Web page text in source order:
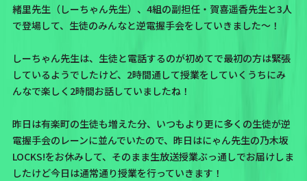
緒里先生（しーちゃん先生）、4組の副担任・賀喜遥香先生と3人
で登場して、生徒のみんなと逆電握手会をしていきました〜！
しーちゃん先生は、生徒と電話するのが初めてで最初の方は緊張
しているようでしたけど、2時間通して授業をしていくうちにみ
んなで楽しく2時間お話していましたね！
昨日は有楽町の生徒も増えた分、いつもより更に多くの生徒が逆
電握手会のレーンに並んでいたので、昨日はにゃん先生の乃木坂
LOCKS!をお休みして、そのまま生放送授業ぶっ通しでお届けしま
したけど今日は通常通り授業を行っていきます！